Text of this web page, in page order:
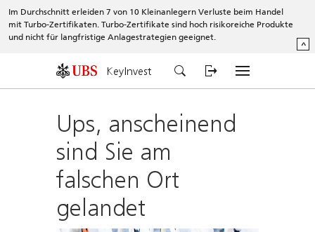
Im Durchschnitt erleiden 7 von 10 Kleinanlegern Verluste beim Handel
mit Turbo-Zertifikaten. Turbo-Zertifikate sind hoch risikoreiche Produkte
und nicht für langfristige Anlagestrategien geeignet.
^
KeyInvest
Ups, anscheinend
sind Sie am
falschen Ort
gelandet